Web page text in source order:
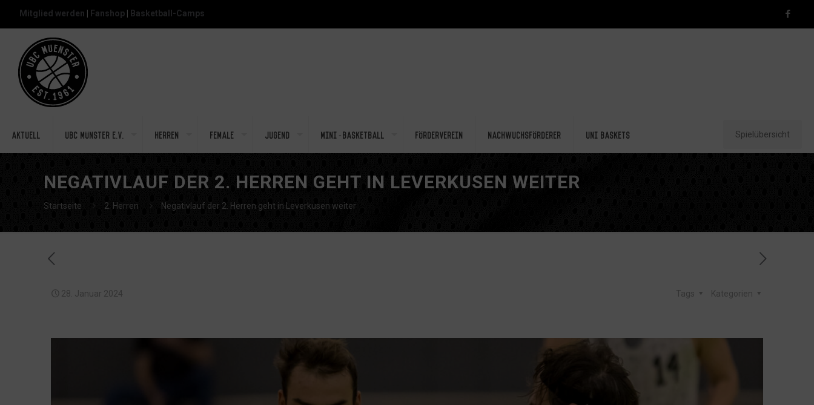
Mitglied werden Fanshop Basketball-Camps
Aktuell UBC Münster e.V. Herren Female Jugend Mini-Basketball Förderverein Nachwuchsförderer Uni Baskets Spielübersicht
NEGATIVLAUF DER 2. HERREN GEHT IN LEVERKUSEN WEITER
Startseite 2. Herren Negativlauf der 2. Herren geht in Leverkusen weiter
28. Januar 2024 Kategorien
Tags